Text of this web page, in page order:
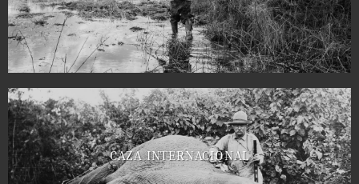
CAZA INTERNACIONAL